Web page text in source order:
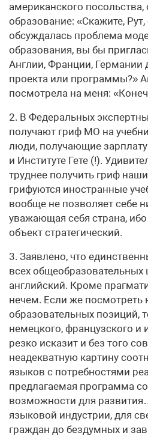
американского
образование: «Скажите,
обсуждалась проблема
образования, вы бы
Англии, Франции, Германии
проекта или программы?»
посмотрела на меня:
2. В Федеральных
получают гриф МО на
люди, получающие
и Институте Гете (!).
труднее получить гриф
грифуются иностранные
вообще не позволяет себе
уважающая себя страна,
объект стратегический.
3. Заявлено, что
всех
английский. Кроме
нечем. Если же посмотреть
образовательных позиций,
немецкого, французского и
резко исказит и без того
неадекватную картину
языков с потребностями
предлагаемая программа
возможности для
языковой индустрии, для
граждан до бездумных и